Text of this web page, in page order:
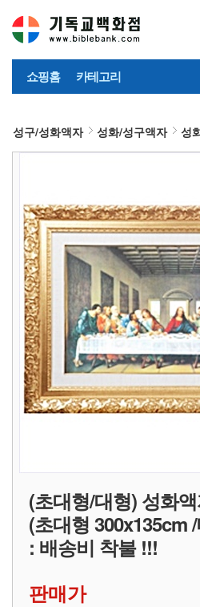
쇼핑홈 카테고리
성구/성화액자 성화/성구액자 성
(초대형/대형) 성화
(초대형 300x135cm
: 배송비 착불 !!!
판매가